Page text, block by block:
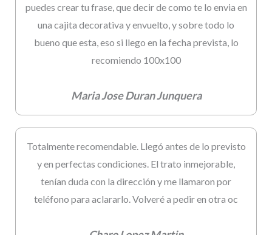
puedes crear tu frase, que decir de como te lo envia en
una cajita decorativa y envuelto, y sobre todo lo
bueno que esta, eso si llego en la fecha prevista, lo
recomiendo 100x100
Maria Jose Duran Junquera
Totalmente recomendable. Llegó antes de lo previsto
y en perfectas condiciones. El trato inmejorable,
tenían duda con la dirección y me llamaron por
teléfono para aclararlo. Volveré a pedir en otra oc